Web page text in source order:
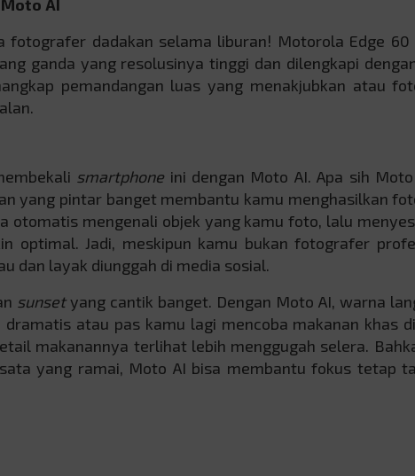
AI
fotografer dadakan selama liburan! Motorola Edge 60
ganda yang resolusinya tinggi dan dilengkapi
pemandangan luas yang menakjubkan atau
smartphone ini dengan Moto AI. Apa sih
yang pintar banget membantu kamu menghasilkan
otomatis mengenali objek yang kamu foto, lalu
optimal. Jadi, meskipun kamu bukan fotografer
dan layak diunggah di media sosial.
sunsetyang cantik banget. Dengan Moto AI, warna
atau pas kamu lagi mencoba makanan khas
makanannya terlihat lebih menggugah selera.
yang ramai, Moto AI bisa membantu fokus tetap